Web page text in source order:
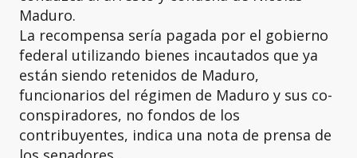
Maduro.
La recompensa sería pagada por el gobierno
federal utilizando bienes incautados que ya
están siendo retenidos de Maduro,
funcionarios del régimen de Maduro y sus co-
conspiradores, no fondos de los
contribuyentes, indica una nota de prensa de